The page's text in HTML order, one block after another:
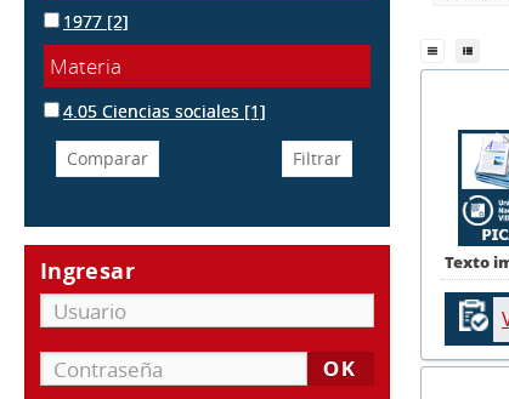
1977 [2]
Materia
4.05 Ciencias sociales [1]
Ingresar Texto